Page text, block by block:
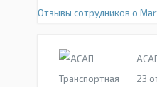
Отзывы сотрудников о
23